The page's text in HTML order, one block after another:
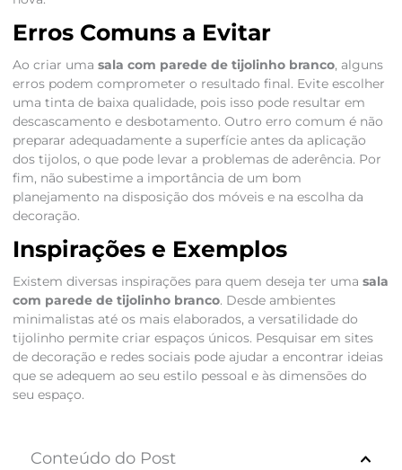
Erros Comuns a Evitar
Ao criar uma sala com parede de tijolinho branco, alguns
erros podem comprometer o resultado final. Evite escolher
uma tinta de baixa qualidade, pois isso pode resultar em
descascamento e desbotamento. Outro erro comum é não
preparar adequadamente a superfície antes da aplicação
dos tijolos, o que pode levar a problemas de aderência. Por
fim, não subestime a importância de um bom
planejamento na disposição dos móveis e na escolha da
decoração.
Inspirações e Exemplos
Existem diversas inspirações para quem deseja ter uma sala
com parede de tijolinho branco. Desde ambientes
minimalistas até os mais elaborados, a versatilidade do
tijolinho permite criar espaços únicos. Pesquisar em sites
de decoração e redes sociais pode ajudar a encontrar ideias
que se adequem ao seu estilo pessoal e às dimensões do
seu espaço.
Conteúdo do Post